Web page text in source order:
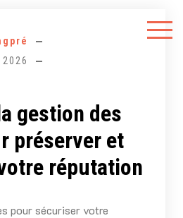
gestion des
préserver et
réputation
pour sécuriser votre